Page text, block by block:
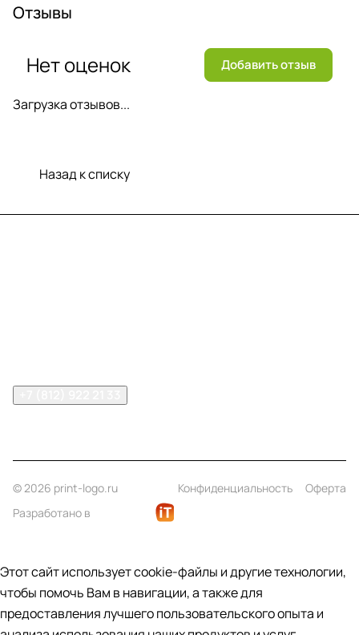
Отзывы
Загрузка отзывов...
Нет оценок Добавить отзыв
Назад к списку
© 2026 print-logo.ru Конфиденциальность
Оферта
Разработано в
Этот сайт использует cookie-файлы и другие технологии,
чтобы помочь Вам в навигации, а также для
предоставления лучшего пользовательского опыта и